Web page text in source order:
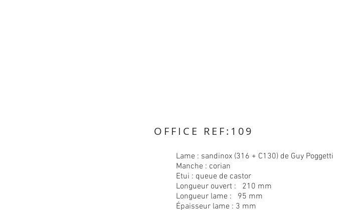
OFFICE REF:109
Lame : sandinox (316 + C130) de Guy Poggetti
Manche : corian
Etui : queue de castor
Longueur ouvert : 210 mm
Longueur lame : 95 mm
Épaisseur lame : 3 mm